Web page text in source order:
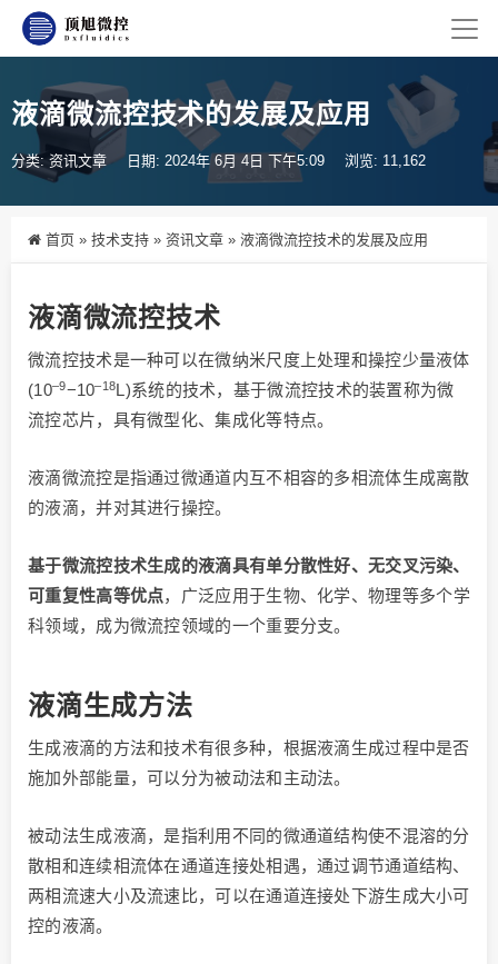
液滴微流控技术的发展及应用
分类: 资讯文章 日期: 2024年 6月 4日 下午5:09 浏览: 11,162
首页 » 技术支持 » 资讯文章 » 液滴微流控技术的发展及应用
液滴微流控技术
微流控技术是一种可以在微纳米尺度上处理和操控少量液体
(10–9−10–18L)系统的技术，基于微流控技术的装置称为微
流控芯片，具有微型化、集成化等特点。
液滴微流控是指通过微通道内互不相容的多相流体生成离散
的液滴，并对其进行操控。
基于微流控技术生成的液滴具有单分散性好、无交叉污染、
可重复性高等优点，广泛应用于生物、化学、物理等多个学
科领域，成为微流控领域的一个重要分支。
液滴生成方法
生成液滴的方法和技术有很多种，根据液滴生成过程中是否
施加外部能量，可以分为被动法和主动法。
被动法生成液滴，是指利用不同的微通道结构使不混溶的分
散相和连续相流体在通道连接处相遇，通过调节通道结构、
两相流速大小及流速比，可以在通道连接处下游生成大小可
控的液滴。